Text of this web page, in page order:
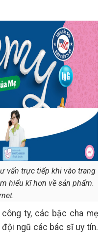
vấn trực tiếp khi vào trang
hiểu kĩ hơn về sản phẩm.
ty, các bậc cha mẹ
ngũ các bác sĩ uy tín.